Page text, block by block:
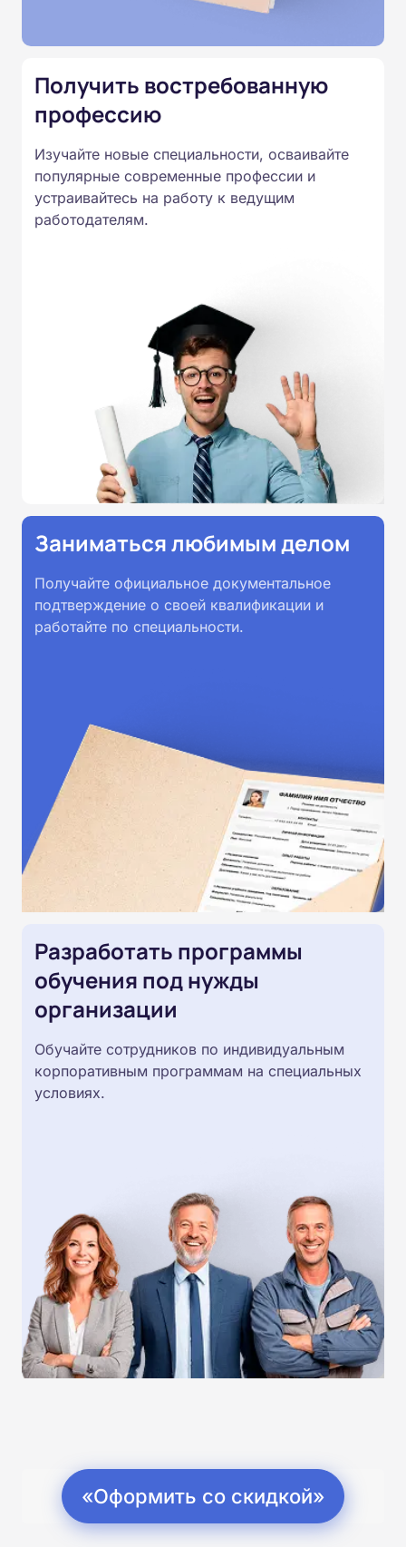
специальностям, утвержденным
соответствии с Федеральными
государственными
профессионального образования.
Удостоверения и дипломы о
прохождении обучения
Получить востребованную
профессию
Изучайте новые специальности, осваивайте
популярные современные профессии и
устраивайтесь на работу к ведущим
работодателям.
Заниматься любимым делом
Получайте официальное документальное
подтверждение о своей квалификации и
работайте по специальности.
Разработать программы
обучения под нужды
организации
Обучайте сотрудников по индивидуальным
корпоративным программам на специальных
условиях.
«Оформить со скидкой»